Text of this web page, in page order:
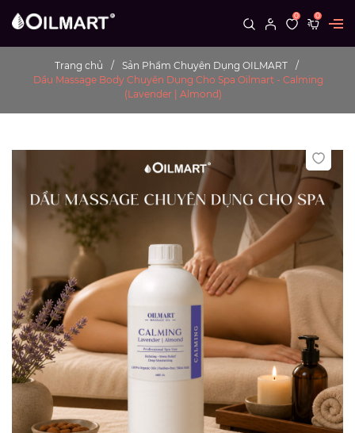
0 0
Trang chủ
Sản Phẩm Chuyên Dụng OILMART
Dầu Massage Body Chuyên Dụng Cho Spa Oilmart - Calming
(Lavender | Almond)